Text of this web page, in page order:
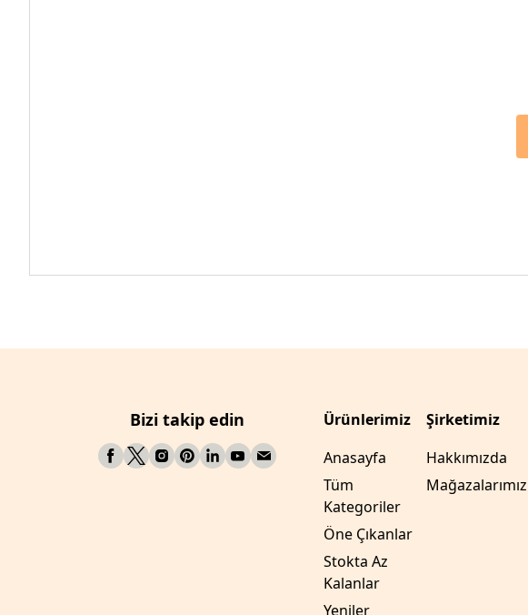
Bizi takip edin
Ürünlerimiz
Anasayfa
Tüm
Kategoriler
Öne Çıkanlar
Stokta Az
Kalanlar
Yeniler
Şirketimiz
Hakkımızda
Mağazalarımız